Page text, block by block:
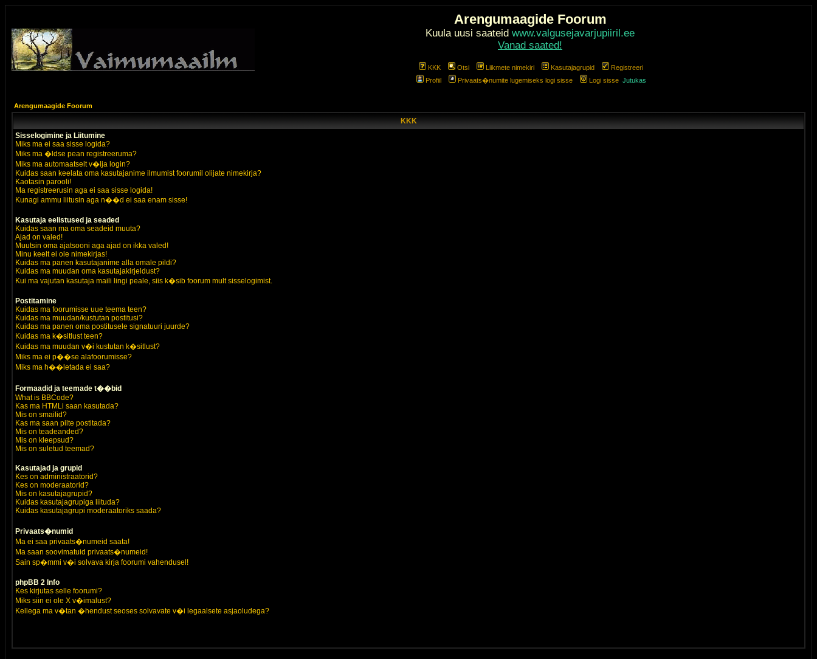
Arengumaagide Foorum
Kuula uusi saateid www.valgusejavarjupiiril.ee
Vanad saated!
KKK Otsi Liikmete nimekiri Kasutajagrupid
Registreeri
Profiil
Privaats�numite lugemiseks logi sisse Logi sisse Jutukas
Arengumaagide Foorum
KKK
Sisselogimine ja Liitumine
Miks ma ei saa sisse logida?
Miks ma �ldse pean registreeruma?
Miks ma automaatselt v�lja login?
Kuidas saan keelata oma kasutajanime ilmumist foorumil olijate nimekirja?
Kaotasin parooli!
Ma registreerusin aga ei saa sisse logida!
Kunagi ammu liitusin aga n��d ei saa enam sisse!
Kasutaja eelistused ja seaded
Kuidas saan ma oma seadeid muuta?
Ajad on valed!
Muutsin oma ajatsooni aga ajad on ikka valed!
Minu keelt ei ole nimekirjas!
Kuidas ma panen kasutajanime alla omale pildi?
Kuidas ma muudan oma kasutajakirjeldust?
Kui ma vajutan kasutaja maili lingi peale, siis k�sib foorum mult sisselogimist.
Postitamine
Kuidas ma foorumisse uue teema teen?
Kuidas ma muudan/kustutan postitusi?
Kuidas ma panen oma postitusele signatuuri juurde?
Kuidas ma k�sitlust teen?
Kuidas ma muudan v�i kustutan k�sitlust?
Miks ma ei p��se alafoorumisse?
Miks ma h��letada ei saa?
Formaadid ja teemade t��bid
What is BBCode?
Kas ma HTMLi saan kasutada?
Mis on smailid?
Kas ma saan pilte postitada?
Mis on teadeanded?
Mis on kleepsud?
Mis on suletud teemad?
Kasutajad ja grupid
Kes on administraatorid?
Kes on moderaatorid?
Mis on kasutajagrupid?
Kuidas kasutajagrupiga liituda?
Kuidas kasutajagrupi moderaatoriks saada?
Privaats�numid
Ma ei saa privaats�numeid saata!
Ma saan soovimatuid privaats�numeid!
Sain sp�mmi v�i solvava kirja foorumi vahendusel!
phpBB 2 Info
Kes kirjutas selle foorumi?
Miks siin ei ole X v�imalust?
Kellega ma v�tan �hendust seoses solvavate v�i legaalsete asjaoludega?